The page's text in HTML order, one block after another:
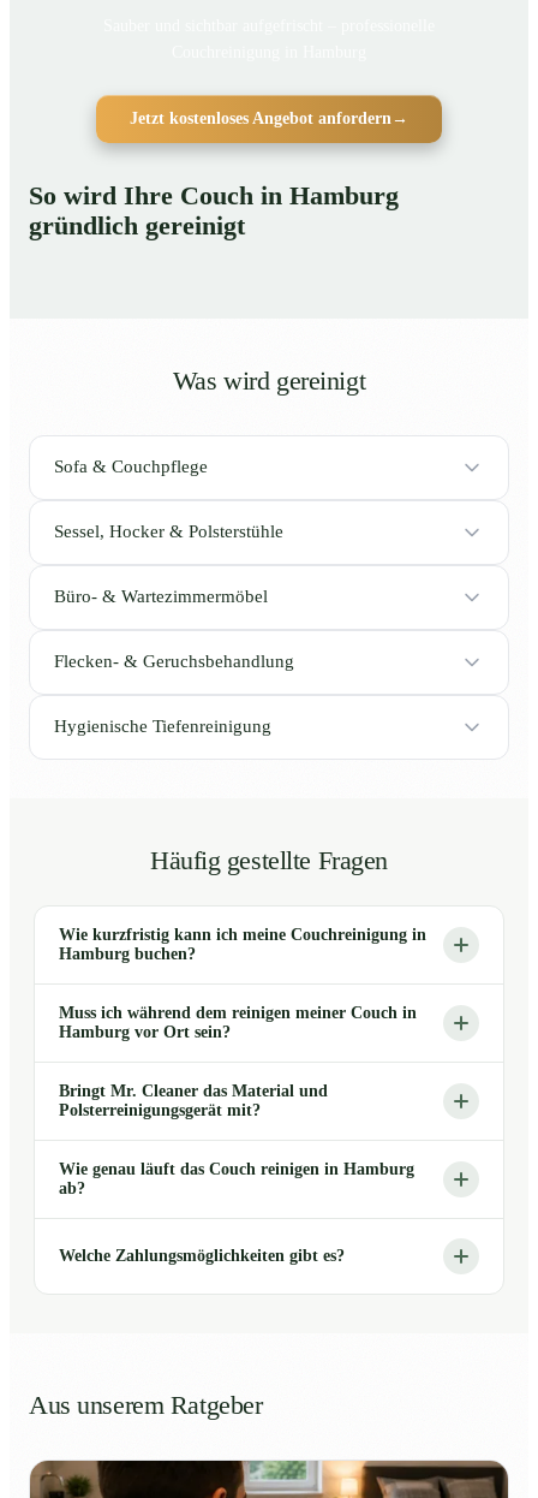
Jetzt kostenloses Angebot anfordern →
So wird Ihre Couch in Hamburg
gründlich gereinigt
Was wird gereinigt
Sofa & Couchpflege
Sessel, Hocker & Polsterstühle
Büro- & Wartezimmermöbel
Flecken- & Geruchsbehandlung
Hygienische Tiefenreinigung
Häufig gestellte Fragen
Wie kurzfristig kann ich meine Couchreinigung in
Hamburg buchen?
Muss ich während dem reinigen meiner Couch in
Hamburg vor Ort sein?
Bringt Mr. Cleaner das Material und
Polsterreinigungsgerät mit?
Wie genau läuft das Couch reinigen in Hamburg
ab?
Welche Zahlungsmöglichkeiten gibt es?
Aus unserem Ratgeber